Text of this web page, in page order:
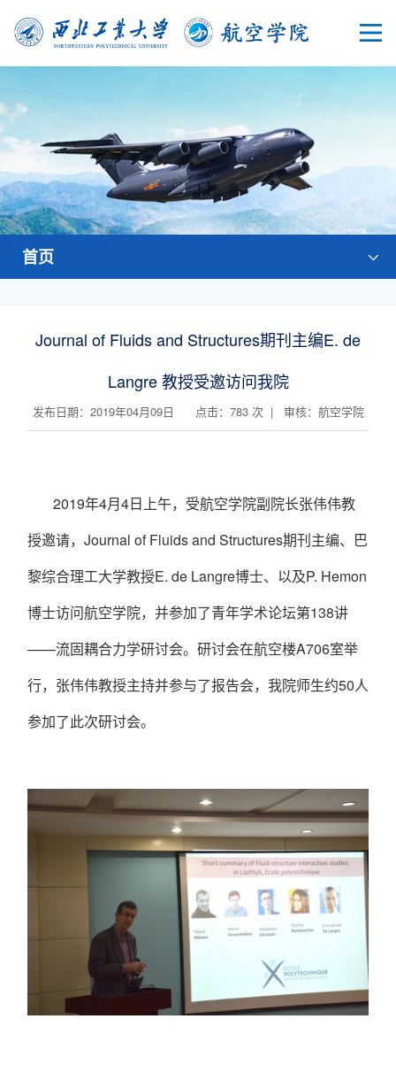
首页
Journal of Fluids and Structures期刊主编E. de
Langre 教授受邀访问我院
发布日期：2019年04月09日 点击： 783 次 | 审核：航空学院
2019年4月4日上午，受航空学院副院长张伟伟教
授邀请， Journal of Fluids and Structures期刊主编、巴
黎综合理工大学教授E. de Langre博士、以及P. Hemon
博士访问航空学院，并参加了青年学术论坛第138讲
——流固耦合力学研讨会。研讨会在航空楼A706室举
行，张伟伟教授主持并参与了报告会，我院师生约50人
参加了此次研讨会。